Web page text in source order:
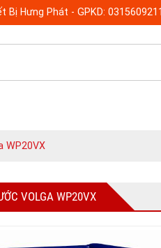
Bị Hưng Phát - GPKD:
WP20VX
VOLGA WP20VX